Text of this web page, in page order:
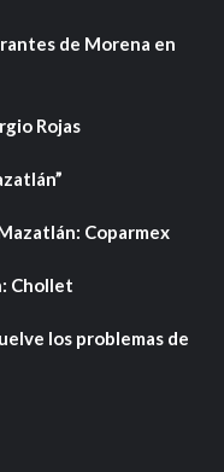
de Morena en
Rojas
Coparmex
Chollet
los problemas de